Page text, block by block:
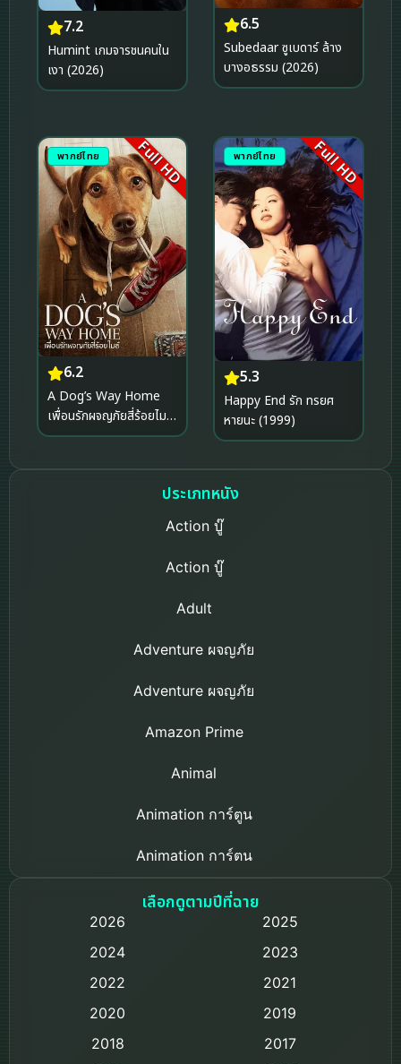
7.2
Humint เกมจารชนคนใน
เงา (2026)
6.5
Subedaar ซูเบดาร์ ล้าง
บางอธรรม (2026)
พากย์ไทย Full HD
6.2
A Dog’s Way Home
เพื่อนรักผจญภัยสี่ร้อยไมล์
(2019)
พากย์ไทย Full HD
5.3
Happy End รัก ทรยศ
หายนะ (1999)
ประเภทหนัง
Action บู๊
Action บู๊
Adult
Adventure ผจญภัย
Adventure ผจญภัย
Amazon Prime
Animal
Animation การ์ตูน
Animation การ์ตูน
Based on a True Story เรื่องจริง
เลือกดูตามปีที่ฉาย
2026
2025
2024
2023
2022
2021
2020
2019
2018
2017